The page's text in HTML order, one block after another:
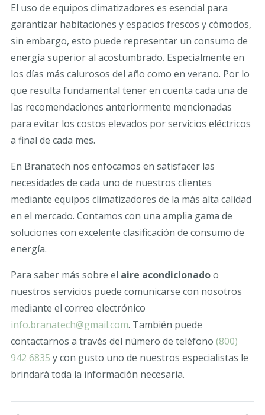
El uso de equipos climatizadores es esencial para
garantizar habitaciones y espacios frescos y cómodos,
sin embargo, esto puede representar un consumo de
energía superior al acostumbrado. Especialmente en
los días más calurosos del año como en verano. Por lo
que resulta fundamental tener en cuenta cada una de
las recomendaciones anteriormente mencionadas
para evitar los costos elevados por servicios eléctricos
a final de cada mes.
En Branatech nos enfocamos en satisfacer las
necesidades de cada uno de nuestros clientes
mediante equipos climatizadores de la más alta calidad
en el mercado. Contamos con una amplia gama de
soluciones con excelente clasificación de consumo de
energía.
Para saber más sobre el aire acondicionadoo
nuestros servicios puede comunicarse con nosotros
mediante el correo electrónico
info.branatech@gmail.com. También puede
contactarnos a través del número de teléfono (800)
942 6835 y con gusto uno de nuestros especialistas le
brindará toda la información necesaria.